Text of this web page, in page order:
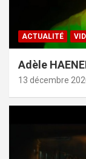
ACTUALITÉ
Adèle
13 décembre